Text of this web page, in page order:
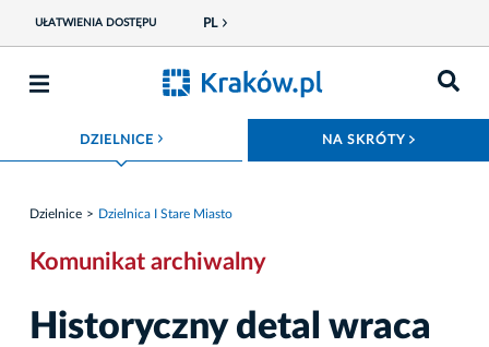
UŁATWIENIA DOSTĘPU PL
DZIELNICE ROZWIŃ MENU NA SKRÓTY
Dzielnice Dzielnica I Stare Miasto
Komunikat archiwalny
Historyczny detal wraca